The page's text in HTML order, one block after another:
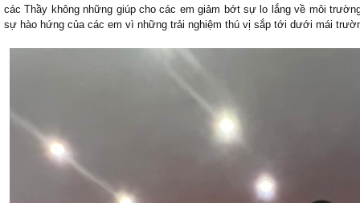
các Thầy không những giúp cho các em giảm bớt sự lo lắng về môi
sự hào hứng của các em vì những trải nghiệm thú vị sắp tới dưới mái